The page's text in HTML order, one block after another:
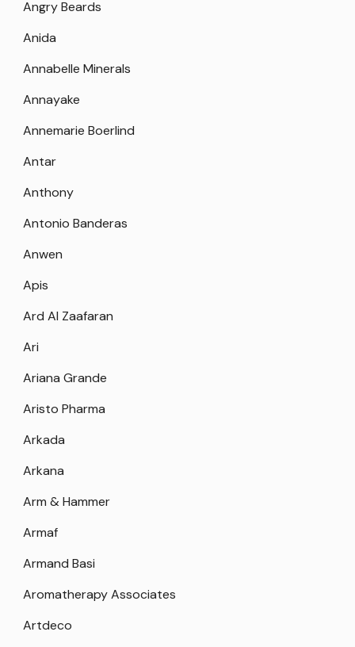
Angry Beards
Anida
Annabelle Minerals
Annayake
Annemarie Boerlind
Antar
Anthony
Antonio Banderas
Anwen
Apis
Ard Al Zaafaran
Ari
Ariana Grande
Aristo Pharma
Arkada
Arkana
Arm & Hammer
Armaf
Armand Basi
Aromatherapy Associates
Artdeco